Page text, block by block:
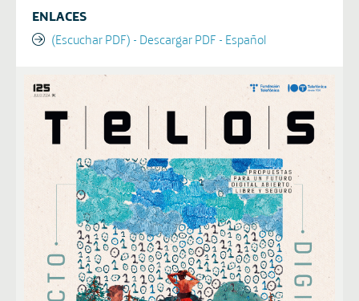
ENLACES
(Escuchar PDF) - Descargar PDF - Español